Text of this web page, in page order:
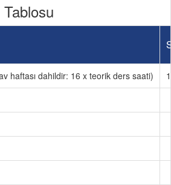
haftası dahildir: 16 x teorik ders saati)